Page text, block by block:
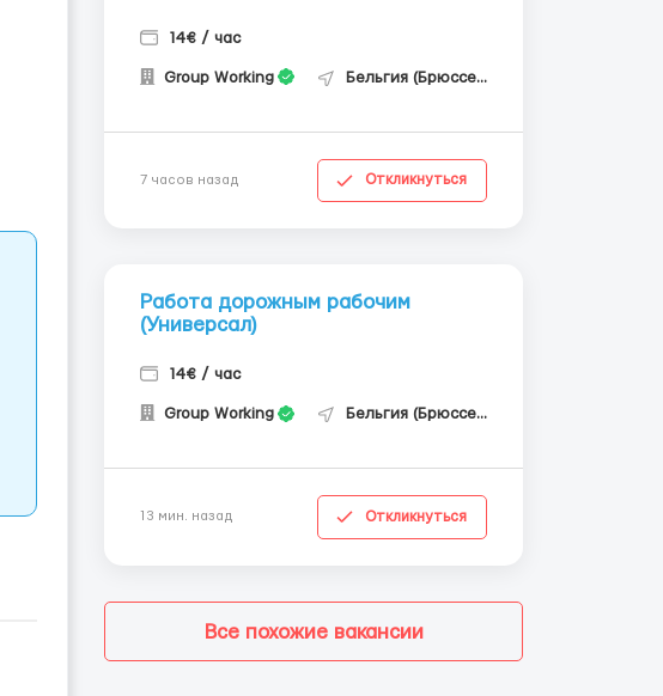
14€ / час
Group Working Бельгия (Брюссель)
7 часов назад Откликнуться
Работа дорожным рабочим
(Универсал)
14€ / час
Group Working Бельгия (Брюссель)
13 мин. назад Откликнуться
Все похожие вакансии